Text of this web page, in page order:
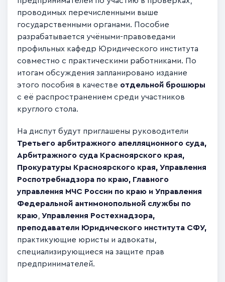
проводимых перечисленными выше
государственными органами. Пособие
разрабатывается учёными-правоведами
профильных кафедр Юридического института
совместно с практическими работниками. По
итогам обсуждения запланировано издание
этого пособия в качестве отдельной брошюры
с её распространением среди участников
круглого стола.
На диспут будут приглашены руководители
Третьего арбитражного апелляционного суда,
Арбитражного суда Красноярского края,
Прокуратуры Красноярского края, Управления
Роспотребнадзора по краю, Главного
управления МЧС России по краю и Управления
Федеральной антимонопольной службы по
краю ,Управления Ростехнадзора,
преподаватели Юридического института СФУ,
практикующие юристы и адвокаты,
специализирующиеся на защите прав
предпринимателей.